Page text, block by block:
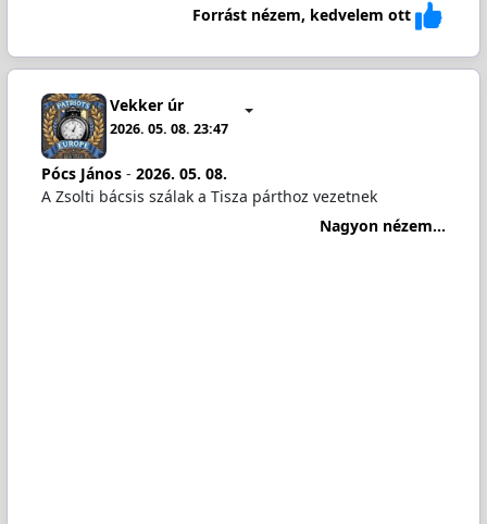
Forrást nézem, kedvelem ott
Vekker úr
2026. 05. 08. 23:47
Pócs János- 2026. 05. 08.
A Zsolti bácsis szálak a Tisza párthoz vezetnek
Nagyon nézem...